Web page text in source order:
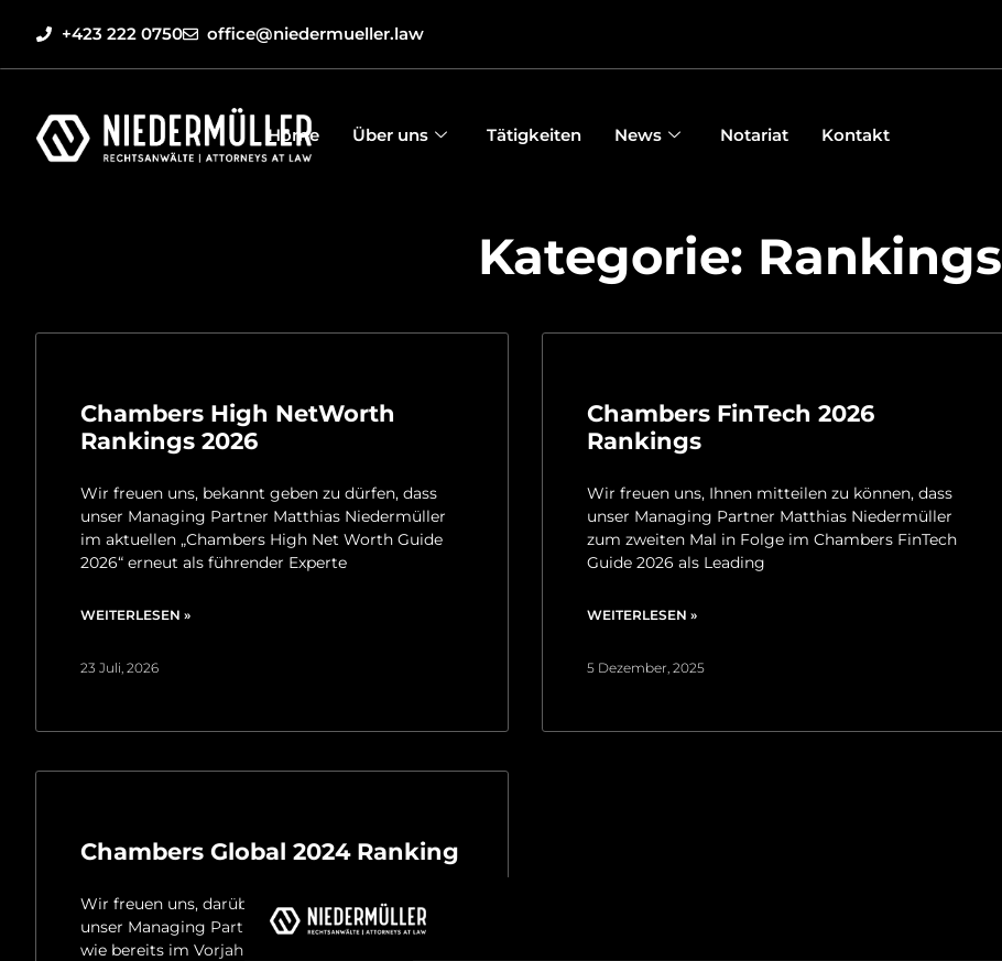
+423 222 0750 office@niedermueller.law
Home Über uns Tätigkeiten News Notariat Kontakt
Kategorie: Rankings
Chambers High NetWorth
Rankings 2026
Wir freuen uns, bekannt geben zu dürfen, dass
unser Managing Partner Matthias Niedermüller
im aktuellen „Chambers High Net Worth Guide
2026“ erneut als führender Experte
WEITERLESEN »
23 Juli, 2026
Chambers FinTech 2026
Rankings
Wir freuen uns, Ihnen mitteilen zu können, dass
unser Managing Partner Matthias Niedermüller
zum zweiten Mal in Folge im Chambers FinTech
Guide 2026 als Leading
WEITERLESEN »
5 Dezember, 2025
Chambers Global 2024 Ranking
Wir freuen uns, darüber zu informieren, dass
unser Managing Partner Matthias Niedermüller
wie bereits im Vorjahr auch im Chambers Global